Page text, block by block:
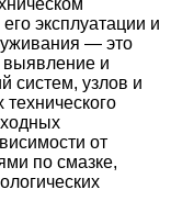
эксплуатации и
— это
и
систем, узлов и
от
по смазке,